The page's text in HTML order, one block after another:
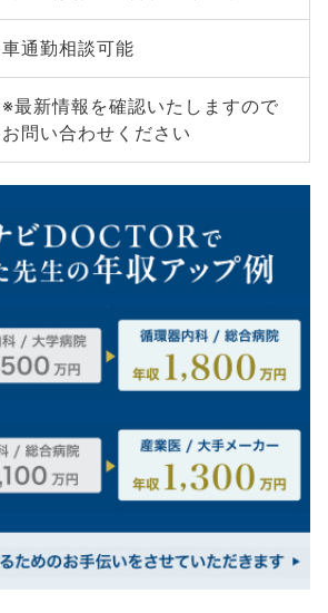
車通勤相談可能
※最新情報を確認いたしますので
お問い合わせください